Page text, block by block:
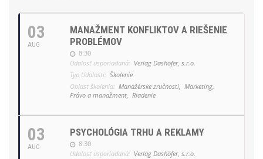
03
AUG
MANAŽMENT KONFLIKTOV A RIEŠENIE
PROBLÉMOV
8:30
Udalosť usporiadaná: Verlag Dashöfer, s.r.o.
Typ Udalosti: Školenie
Oblasť školenia: Manažérske zručnosti, Marketing,
Právo a manažment, Riadenie
03
AUG
PSYCHOLÓGIA TRHU A REKLAMY
8:30
Udalosť usporiadaná: Verlag Dashöfer, s.r.o.